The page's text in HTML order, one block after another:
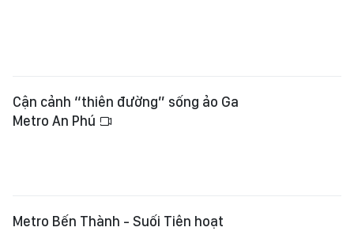
Cận cảnh “thiên đường” sống ảo Ga
Metro An Phú
Metro Bến Thành - Suối Tiên hoạt